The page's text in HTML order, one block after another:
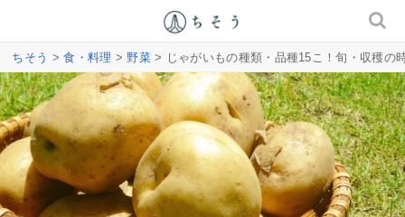
ちそう >食・料理 >野菜> じゃがいもの種類・品種15こ！旬・収穫の